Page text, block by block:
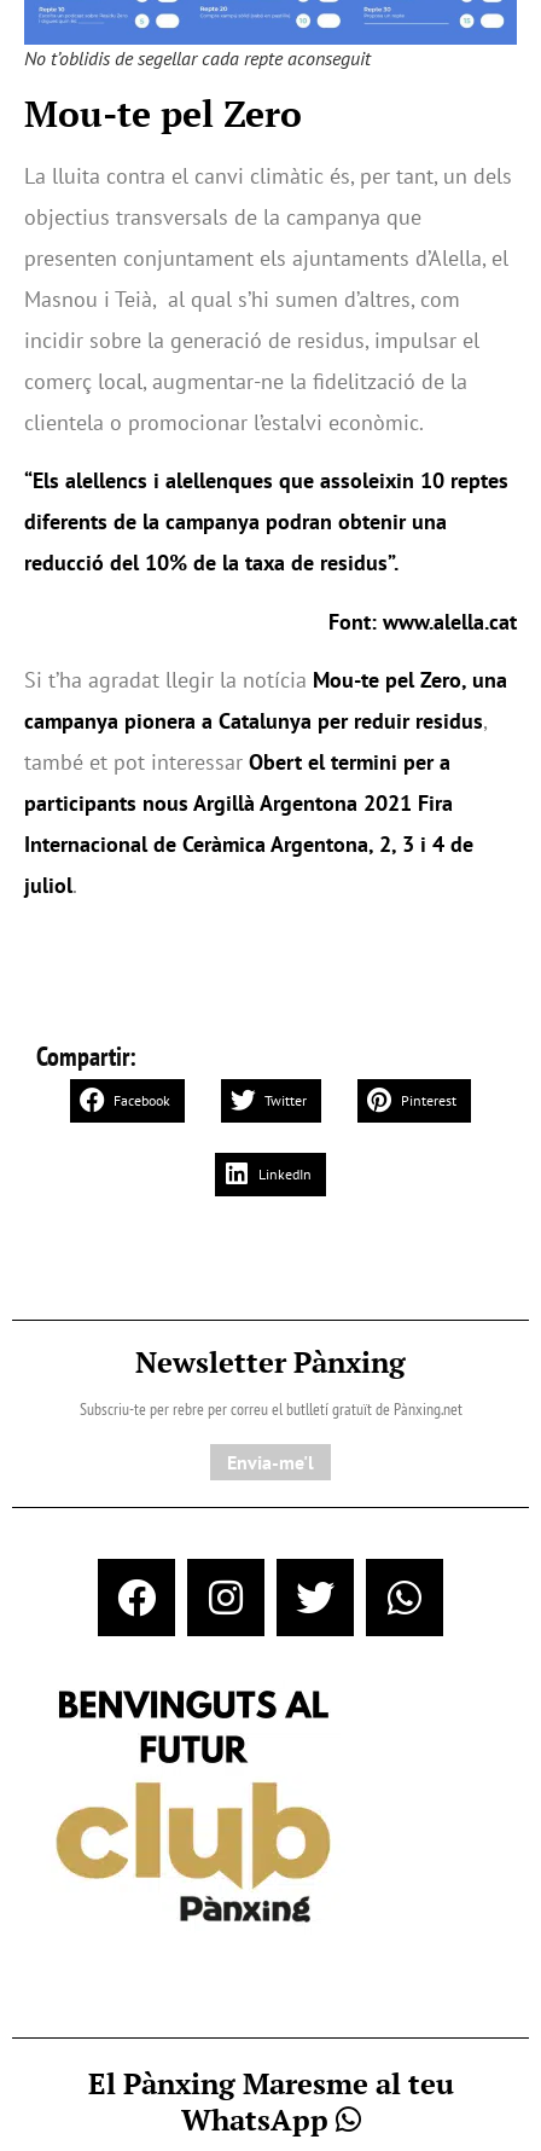
No t’oblidis de segellar cada repte aconseguit
Mou-te pel Zero
La lluita contra el canvi climàtic és, per tant, un dels
objectius transversals de la campanya que
presenten conjuntament els ajuntaments d’Alella, el
Masnou i Teià, al qual s’hi sumen d’altres, com
incidir sobre la generació de residus, impulsar el
comerç local, augmentar-ne la fidelització de la
clientela o promocionar l’estalvi econòmic.
“Els alellencs i alellenques que assoleixin 10 reptes
diferents de la campanya podran obtenir una
reducció del 10% de la taxa de residus”.
Font: www.alella.cat
Si t’ha agradat llegir la notícia Mou-te pel Zero, una
campanya pionera a Catalunya per reduir residus,
també et pot interessar Obert el termini per a
participants nous Argillà Argentona 2021 Fira
Internacional de Ceràmica Argentona, 2, 3 i 4 de
juliol.
Compartir:
Facebook Twitter Pinterest
LinkedIn
Newsletter Pànxing
Subscriu-te per rebre per correu el butlletí gratuït de Pànxing.net​
Envia-me'l
El Pànxing Maresme al teu
WhatsApp